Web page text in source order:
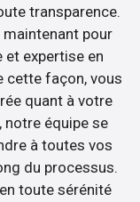
transparence.
maintenant pour
expertise en
cette façon, vous
quant à votre
notre équipe se
à toutes vos
du processus.
toute sérénité